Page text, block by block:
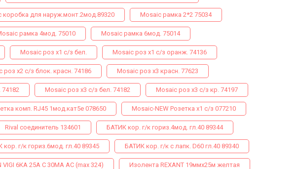
коробка для наруж.монт.2мод.89320 Mosaic рамка 2*2 75034
рамка 4мод. 75010 Mosaic рамка 6мод. 75014
Mosaic роз х1 с/з бел. Mosaic роз х1 с/з оранж. 74136
роз х2 с/з блок. красн. 74186 Mosaic роз х3 красн. 77623
74182 Mosaic роз х3 с/з бел. 74182 Mosaic роз х3 с/з кр. 74197
комп. RJ45 1мод.кат5е 078650 Mosaic-NEW Розетка х1 с/з 077210
Rival соединитель 134601 БАТИК кор. г/к гориз.4мод. гл.40 89344
кор. г/к гориз.6мод. гл.40 89345 БАТИК кор. г/к с лапк. D60 гл.40 89340
6КА 25A C 30МA AC (max 324) Изолента REXANT 19ммх25м желтая